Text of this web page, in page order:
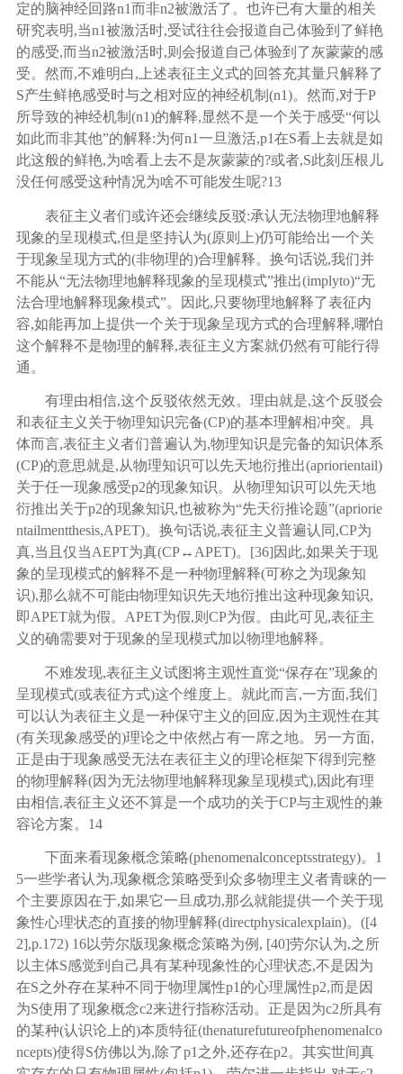
定的脑神经回路n1而非n2被激活了。也许已有大量的相关
研究表明,当n1被激活时,受试往往会报道自己体验到了鲜艳
的感受,而当n2被激活时,则会报道自己体验到了灰蒙蒙的感
受。然而,不难明白,上述表征主义式的回答充其量只解释了
S产生鲜艳感受时与之相对应的神经机制(n1)。然而,对于P
所导致的神经机制(n1)的解释,显然不是一个关于感受“何以
如此而非其他”的解释:为何n1一旦激活,p1在S看上去就是如
此这般的鲜艳,为啥看上去不是灰蒙蒙的?或者,S此刻压根儿
没任何感受这种情况为啥不可能发生呢?13
表征主义者们或许还会继续反驳:承认无法物理地解释
现象的呈现模式,但是坚持认为(原则上)仍可能给出一个关
于现象呈现方式的(非物理的)合理解释。换句话说,我们并
不能从“无法物理地解释现象的呈现模式”推出(implyto)“无
法合理地解释现象模式”。因此,只要物理地解释了表征内
容,如能再加上提供一个关于现象呈现方式的合理解释,哪怕
这个解释不是物理的解释,表征主义方案就仍然有可能行得
通。
有理由相信,这个反驳依然无效。理由就是,这个反驳会
和表征主义关于物理知识完备(CP)的基本理解相冲突。具
体而言,表征主义者们普遍认为,物理知识是完备的知识体系
(CP)的意思就是,从物理知识可以先天地衍推出(apriorientail)
关于任一现象感受p2的现象知识。从物理知识可以先天地
衍推出关于p2的现象知识,也被称为“先天衍推论题”(apriorie
ntailmentthesis,APET)。换句话说,表征主义普遍认同,CP为
真,当且仅当AEPT为真(CP↔APET)。 [36]因此,如果关于现
象的呈现模式的解释不是一种物理解释(可称之为现象知
识),那么就不可能由物理知识先天地衍推出这种现象知识,
即APET就为假。APET为假,则CP为假。由此可见,表征主
义的确需要对于现象的呈现模式加以物理地解释。
不难发现,表征主义试图将主观性直觉“保存在”现象的
呈现模式(或表征方式)这个维度上。就此而言,一方面,我们
可以认为表征主义是一种保守主义的回应,因为主观性在其
(有关现象感受的)理论之中依然占有一席之地。另一方面,
正是由于现象感受无法在表征主义的理论框架下得到完整
的物理解释(因为无法物理地解释现象呈现模式),因此有理
由相信,表征主义还不算是一个成功的关于CP与主观性的兼
容论方案。 14
下面来看现象概念策略(phenomenalconceptsstrategy)。 1
5一些学者认为,现象概念策略受到众多物理主义者青睐的一
个主要原因在于,如果它一旦成功,那么就能提供一个关于现
象性心理状态的直接的物理解释(directphysicalexplain)。([4
2],p.172) 16以劳尔版现象概念策略为例 , [40]劳尔认为,之所
以主体S感觉到自己具有某种现象性的心理状态,不是因为
在S之外存在某种不同于物理属性p1的心理属性p2,而是因
为S使用了现象概念c2来进行指称活动。正是因为c2所具有
的某种(认识论上的)本质特征(thenaturefutureofphenomenalco
ncepts)使得S仿佛以为,除了p1之外,还存在p2。其实世间真